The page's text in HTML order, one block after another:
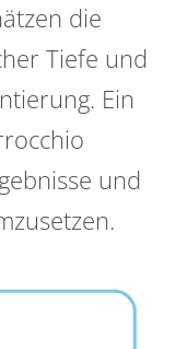
die
Tiefe und
Ein
und